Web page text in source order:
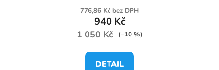
776,86 Kč bez DPH
940 Kč
1 050 Kč (–10 %)
DETAIL